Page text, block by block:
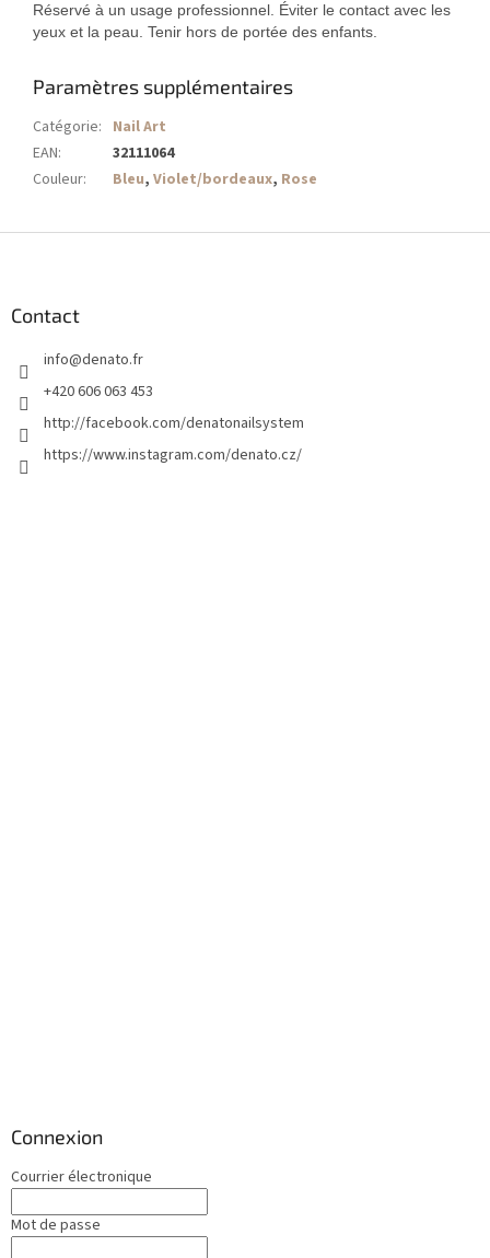
Réservé à un usage professionnel. Éviter le contact avec les
yeux et la peau. Tenir hors de portée des enfants.
Paramètres supplémentaires
Catégorie: Nail Art
EAN:
32111064
Couleur: Bleu, Violet/bordeaux, Rose
Contact
info@denato.fr
+420 606 063 453
http://facebook.com/denatonailsystem
https://www.instagram.com/denato.cz/
Connexion
Courrier électronique
Mot de passe